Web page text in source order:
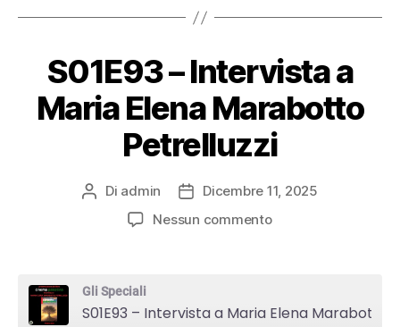
RSS FEED
S01E93 – Intervista a
Maria Elena Marabotto
Petrelluzzi
Autore
articolo
Di admin
DataDicembre 11, 2025
Nessun commentosu
Maria
Gli Speciali